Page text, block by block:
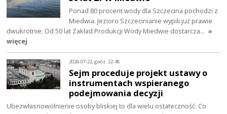
Ponad 80 procent wody dla Szczecina pochodzi z
Miedwia. Jezioro Szczecinianie wypili już prawie
dwukrotnie. Od 50 lat Zakład Produkcji Wody Miedwie dostarcza… »
więcej
2026-07-22, godz. 22:48
Sejm proceduje projekt ustawy o
instrumentach wspieranego
podejmowania decyzji
Ubezwłasnowolnienie osoby bliskiej to dla wielu ostateczność. Co